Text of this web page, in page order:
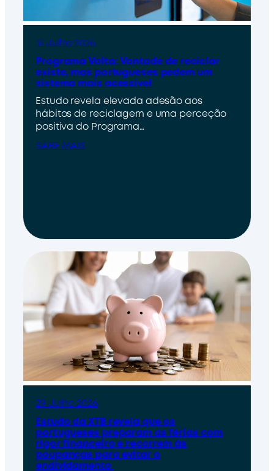
31 Julho 2026
Programa Volta: Vontade de reciclar
existe, mas portugueses pedem um
sistema mais acessível
Estudo revela elevada adesão aos
hábitos de reciclagem e uma perceção
positiva do Programa…
SABE MAIS
29 Julho 2026
Estudo da XTB revela que os
portugueses preparam as férias com
rigor financeiro e recorrem às
poupanças para evitar o
endividamento